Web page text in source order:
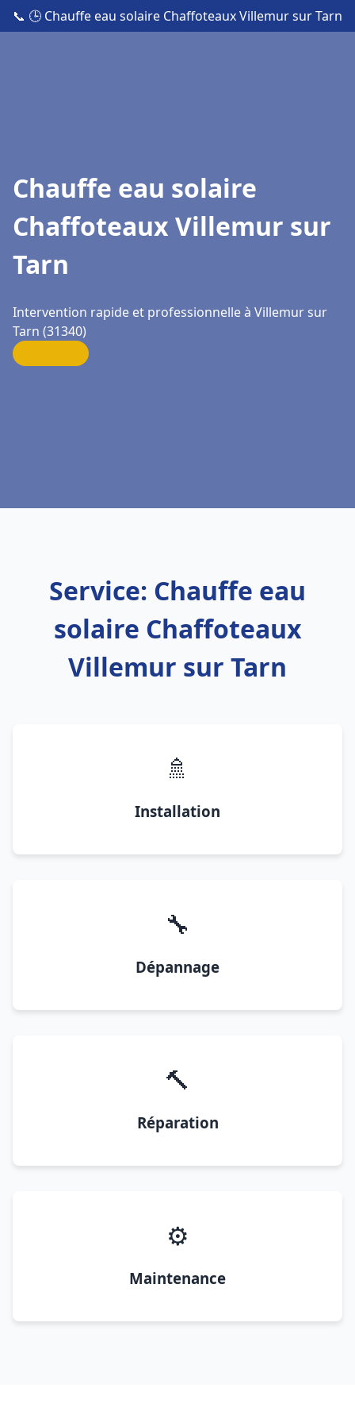
📞 🕒 Chauffe eau solaire Chaffoteaux Villemur sur Tarn
Chauffe eau solaire
Chaffoteaux Villemur sur
Tarn
Intervention rapide et professionnelle à Villemur sur
Tarn (31340)
Service: Chauffe eau
solaire Chaffoteaux
Villemur sur Tarn
🚿
Installation
🔧
Dépannage
🔨
Réparation
⚙️
Maintenance